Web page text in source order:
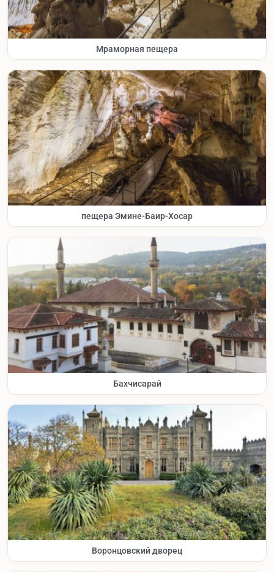
Мраморная пещера
пещера Эмине-Баир-Хосар
Бахчисарай
Воронцовский дворец